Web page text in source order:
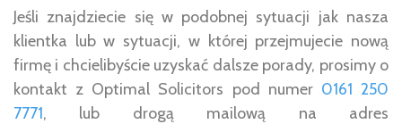
Jeśli znajdziecie się w podobnej sytuacji jak nasza
klientka lub w sytuacji, w której przejmujecie nową
firmę i chcielibyście uzyskać dalsze porady, prosimy o
kontakt z Optimal Solicitors pod numer 0161 250
7771, lub drogą mailową na adres